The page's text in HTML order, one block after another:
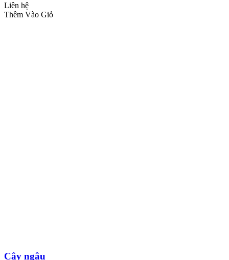
Liên hệ
Thêm Vào Giỏ
Cây ngâu